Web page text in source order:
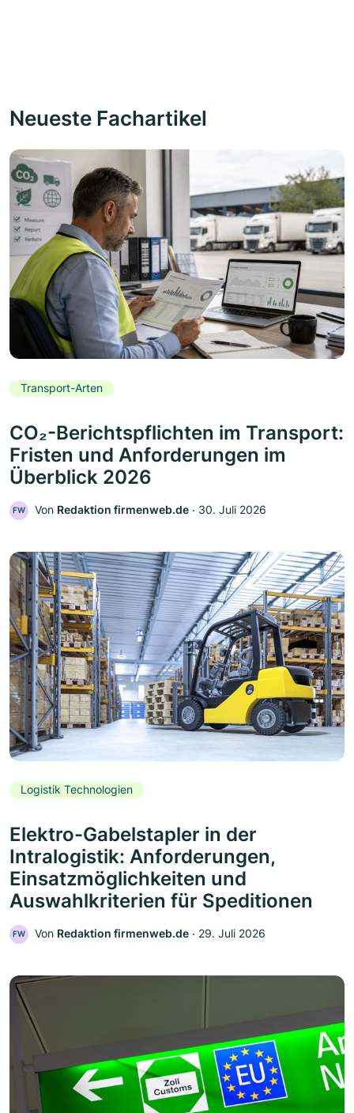
Neueste Fachartikel
Transport-Arten
CO₂-Berichtspflichten im Transport:
Fristen und Anforderungen im
Überblick 2026
FW Von Redaktion firmenweb.de ‧ 30. Juli 2026
Logistik Technologien
Elektro-Gabelstapler in der
Intralogistik: Anforderungen,
Einsatzmöglichkeiten und
Auswahlkriterien für Speditionen
FW Von Redaktion firmenweb.de ‧ 29. Juli 2026